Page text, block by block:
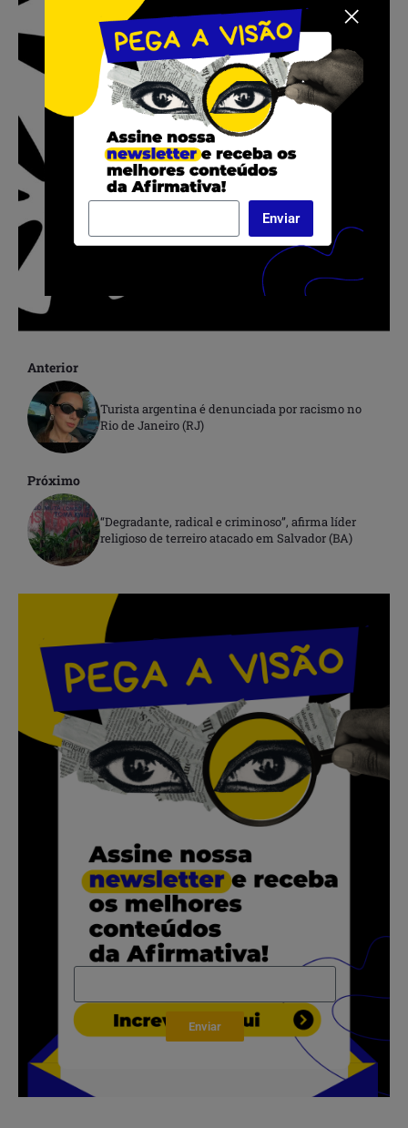
Anterior
Turista argentina é denunciada por racismo no
Rio de Janeiro (RJ)
Próximo
“Degradante, radical e criminoso”, afirma líder
religioso de terreiro atacado em Salvador (BA)
.
.
Enviar
Enviar